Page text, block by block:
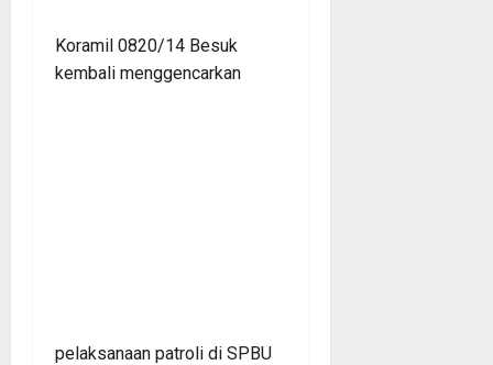
Koramil 0820/14 Besuk
kembali menggencarkan
pelaksanaan patroli di SPBU